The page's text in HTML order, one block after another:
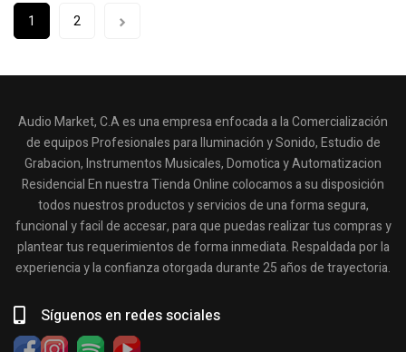
1 2
Audio Market, C.A es una empresa enfocada a la Comercialización
de equipos Profesionales para Iluminación y Sonido, Estudio de
Grabacion, Instrumentos Musicales, Domotica y Automatizacion
Residencial En nuestra Tienda Online colocamos a su disposición
todos nuestros productos y servicios de una forma segura,
funcional y facil de accesar, para que puedas realizar tus compras y
plantear tus requerimientos de forma inmediata. Respaldada por la
experiencia y la confianza otorgada durante 25 años de trayectoria.
Síguenos en redes sociales